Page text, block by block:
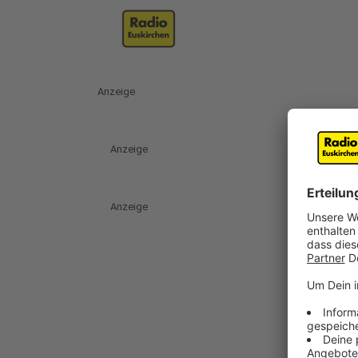
Anzeige
Anzeige
Anzeige